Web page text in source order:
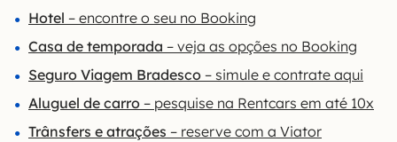
Hotel – encontre o seu no Booking
Casa de temporada – veja as opções no Booking
Seguro Viagem Bradesco – simule e contrate aqui
Aluguel de carro – pesquise na Rentcars em até 10x
Trânsfers e atrações – reserve com a Viator